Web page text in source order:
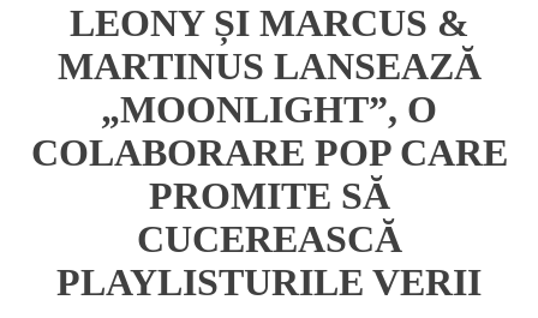
LEONY ȘI MARCUS &
MARTINUS LANSEAZĂ
„MOONLIGHT”, O
COLABORARE POP CARE
PROMITE SĂ
CUCEREASCĂ
PLAYLISTURILE VERII